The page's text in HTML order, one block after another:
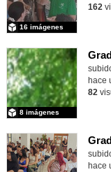
16 imágenes
162
8 imágenes
hace
82
hace